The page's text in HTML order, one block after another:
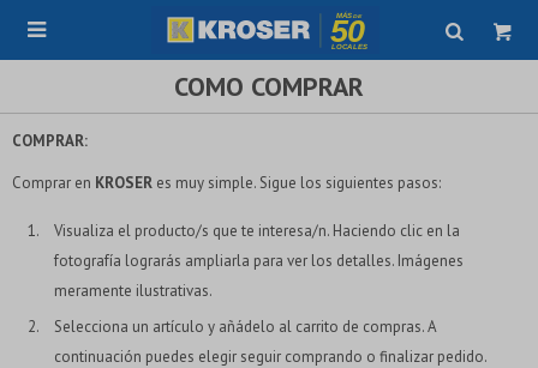

COMO COMPRAR
COMPRAR:
Comprar en KROSER es muy simple. Sigue los siguientes pasos:
Visualiza el producto/s que te interesa/n. Haciendo clic en la
fotografía lograrás ampliarla para ver los detalles. Imágenes
meramente ilustrativas.
Selecciona un artículo y añádelo al carrito de compras. A
continuación puedes elegir seguir comprando o finalizar pedido.